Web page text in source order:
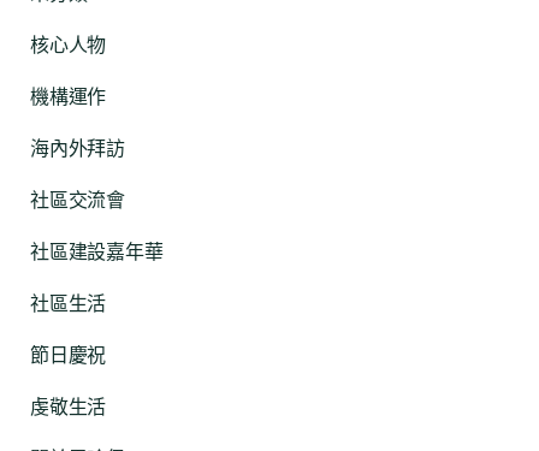
核心人物
機構運作
海內外拜訪
社區交流會
社區建設嘉年華
社區生活
節日慶祝
虔敬生活